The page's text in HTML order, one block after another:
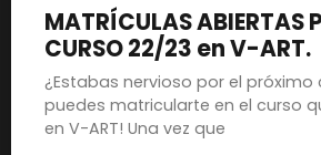
MATRÍCULAS ABIERTAS
CURSO 22/23 en V-ART.
¿Estabas nervioso por el próximo
puedes matricularte en el curso
en V-ART! Una vez que